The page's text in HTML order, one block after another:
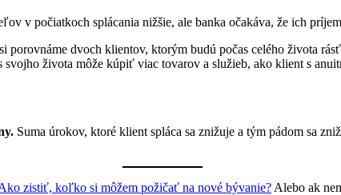
v počiatkoch splácania nižšie, ale banka očakáva, že ich
dvoch klientov, ktorým budú počas celého života
života môže kúpiť viac tovarov a služieb, ako klient s
Suma úrokov, ktoré klient spláca sa znižuje a tým pádom sa
zistiť, koľko si môžem požičať na nové bývanie? Alebo ak